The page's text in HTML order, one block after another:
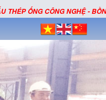
NGHỆ - BỒN BỂ ÁP LỰC -